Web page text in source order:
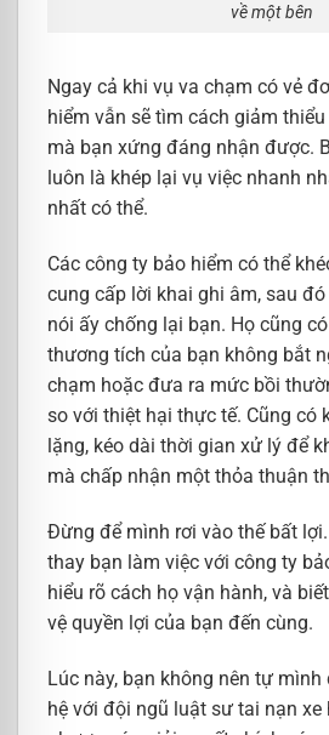
về một bên
Ngay cả khi vụ va chạm có vẻ
hiểm vẫn sẽ tìm cách giảm
mà bạn xứng đáng nhận được.
luôn là khép lại vụ việc nhanh
nhất có thể.
Các công ty bảo hiểm có thể
cung cấp lời khai ghi âm, sau
nói ấy chống lại bạn. Họ cũng
thương tích của bạn không bắt
chạm hoặc đưa ra mức bồi
so với thiệt hại thực tế. Cũng có
lặng, kéo dài thời gian xử lý để
mà chấp nhận một thỏa thuận
Đừng để mình rơi vào thế bất
thay bạn làm việc với công ty
hiểu rõ cách họ vận hành, và
vệ quyền lợi của bạn đến cùng.
Lúc này, bạn không nên tự
hệ với đội ngũ luật sư tai nạn xe